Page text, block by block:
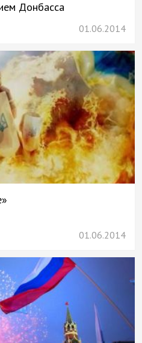
Донбасса
01.06.2014
01.06.2014